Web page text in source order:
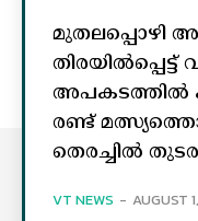
മുതലപ്പൊഴി
അപകടത്തിൽ
രണ്ട്
തെരച്ചിൽ
VT NEWS - AUGUST